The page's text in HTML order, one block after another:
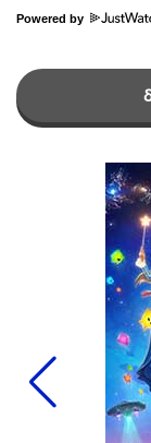
Powered by